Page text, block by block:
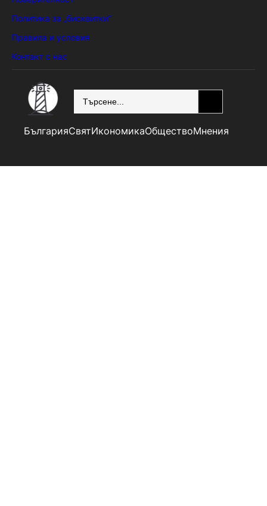
Политика за „бисквитки“
Правила и условия
Контакт с нас
БългарияСвятИкономикаОбществоМнения